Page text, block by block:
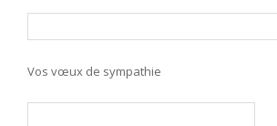
Vos vœux de sympathie